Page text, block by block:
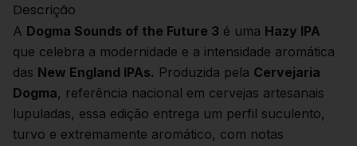
Descrição
A Dogma Sounds of the Future 3 é uma Hazy IPA
que celebra a modernidade e a intensidade aromática
das New England IPAs. Produzida pela Cervejaria
Dogma, referência nacional em cervejas artesanais
lupuladas, essa edição entrega um perfil suculento,
turvo e extremamente aromático, com notas